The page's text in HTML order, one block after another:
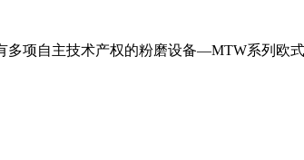
项自主技术产权的粉磨设备—MTW系列欧